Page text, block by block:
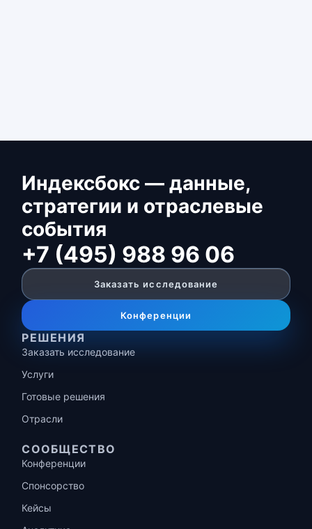
Индексбокс — данные,
стратегии и отраслевые
события
+7 (495) 988 96 06
Заказать исследование
Конференции
РЕШЕНИЯ
Заказать исследование
Услуги
Готовые решения
Отрасли
СООБЩЕСТВО
Конференции
Спонсорство
Кейсы